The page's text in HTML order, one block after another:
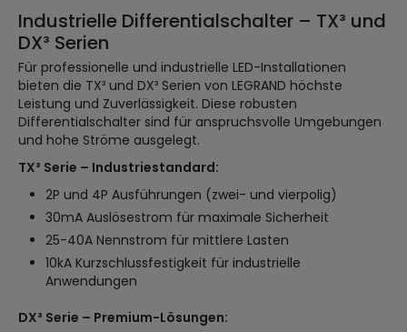
Industrielle Differentialschalter – TX³ und
DX³ Serien
Für professionelle und industrielle LED-Installationen
bieten die TX³ und DX³ Serien von LEGRAND höchste
Leistung und Zuverlässigkeit. Diese robusten
Differentialschalter sind für anspruchsvolle Umgebungen
und hohe Ströme ausgelegt.
TX³ Serie – Industriestandard:
2P und 4P Ausführungen (zwei- und vierpolig)
30mA Auslösestrom für maximale Sicherheit
25-40A Nennstrom für mittlere Lasten
10kA Kurzschlussfestigkeit für industrielle
Anwendungen
DX³ Serie – Premium-Lösungen: